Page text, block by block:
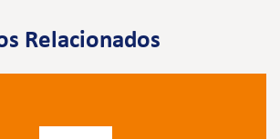
Relacionados